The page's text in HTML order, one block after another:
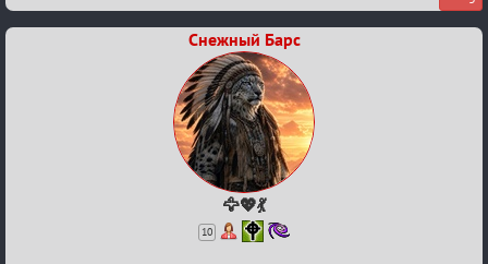
Снежный Барс
🦅💖💃
10